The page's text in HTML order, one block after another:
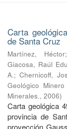
Carta
de Santa Cruz
Martínez, Héctor
Giacosa, Raúl
A.;Chernicoff,
Geológico
Minerales., 2006)
Carta geológica
provincia de
proyección